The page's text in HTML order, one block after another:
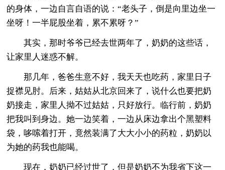
的身体，一边自言自语的说：“老头子，倒是向里边坐一
坐呀！一半屁股坐着，累不累呀？”
其实，那时爷爷已经去世两年了，奶奶的这些话，
让家里人迷惑不解。
那几年，爸爸生意不好，我天天也吃药，家里日子
捉襟见肘。后来，姑姑从北京回来了，说什么也要把奶
奶接走，家里人拗不过姑姑，只好放行。临行前，奶奶
把我叫到身边。她一边笑着，一边从床边拿出个黑塑料
袋，哆嗦着打开，竟然装满了大大小小的药粒，奶奶以
为她的药我也能喝。
现在，奶奶已经过世了，但是奶奶不为我省下这一